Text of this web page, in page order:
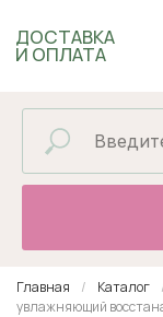
И ОПЛАТА
Главная Каталог
увлажняющий